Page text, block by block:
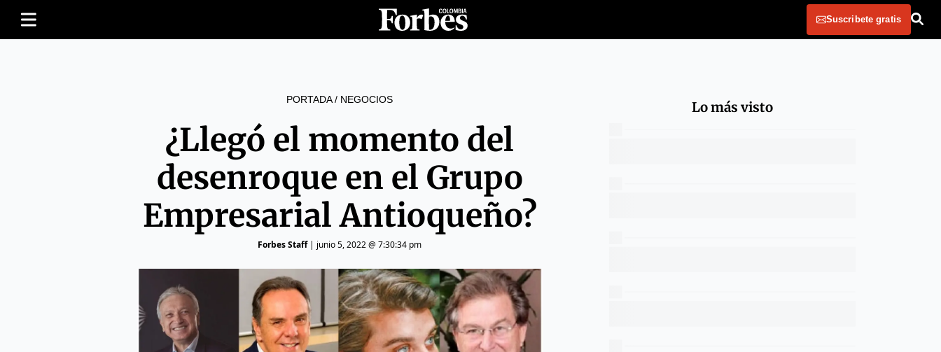
Suscribete gratis
PORTADA/ NEGOCIOS
¿Llegó el momento del
desenroque en el Grupo
Empresarial Antioqueño?
Forbes Staff| junio 5, 2022 @ 7:30:34 pm
Lo más visto